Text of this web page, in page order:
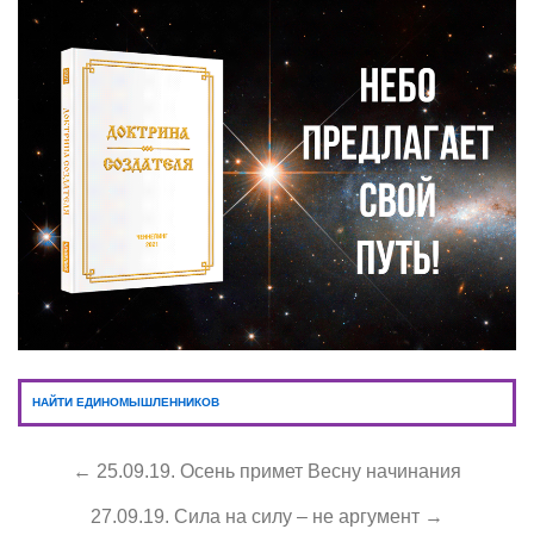
НАЙТИ ЕДИНОМЫШЛЕННИКОВ
← 25.09.19. Осень примет Весну начинания
27.09.19. Сила на силу – не аргумент →